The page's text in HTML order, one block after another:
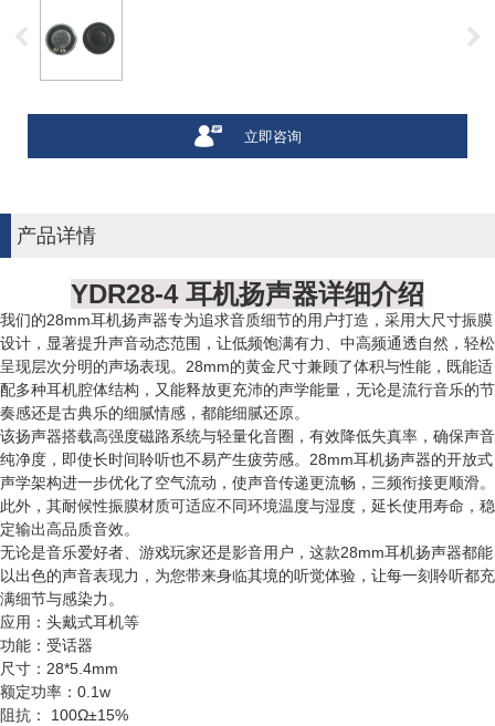
立即咨询
产品详情
YDR28-4 耳机扬声器详细介绍
我们的28mm耳机扬声器专为追求音质细节的用户打造，采用大尺寸振膜
设计，显著提升声音动态范围，让低频饱满有力、中高频通透自然，轻松
呈现层次分明的声场表现。28mm的黄金尺寸兼顾了体积与性能，既能适
配多种耳机腔体结构，又能释放更充沛的声学能量，无论是流行音乐的节
奏感还是古典乐的细腻情感，都能细腻还原。
该扬声器搭载高强度磁路系统与轻量化音圈，有效降低失真率，确保声音
纯净度，即使长时间聆听也不易产生疲劳感。28mm耳机扬声器的开放式
声学架构进一步优化了空气流动，使声音传递更流畅，三频衔接更顺滑。
此外，其耐候性振膜材质可适应不同环境温度与湿度，延长使用寿命，稳
定输出高品质音效。
无论是音乐爱好者、游戏玩家还是影音用户，这款28mm耳机扬声器都能
以出色的声音表现力，为您带来身临其境的听觉体验，让每一刻聆听都充
满细节与感染力。
应用：头戴式耳机等
功能：受话器
尺寸：28*5.4mm
额定功率：0.1w
阻抗： 100Ω±15%